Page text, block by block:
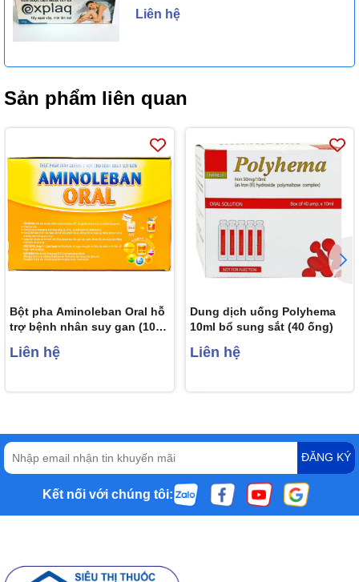
Liên hệ
Sản phẩm liên quan
Bột pha Aminoleban Oral hỗ
trợ bệnh nhân suy gan (10
Liên hệ
Dung dịch uống Polyhema
10ml bổ sung sắt (40 ống)
Liên hệ
ĐĂNG KÝ
Kết nối với chúng tôi: